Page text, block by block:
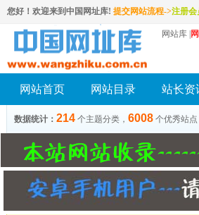
您好！欢迎来到中国网址库! 提交网站流程->注册会
网站库
网站首页 网站目录 站长资
数据统计： 214 个主题分类， 6008 个优秀站点